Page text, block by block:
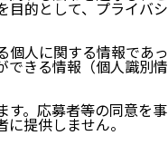
目的として、プライバシ
個人に関する情報であっ
できる情報（個人識別情
す。応募者等の同意を事
に提供しません。